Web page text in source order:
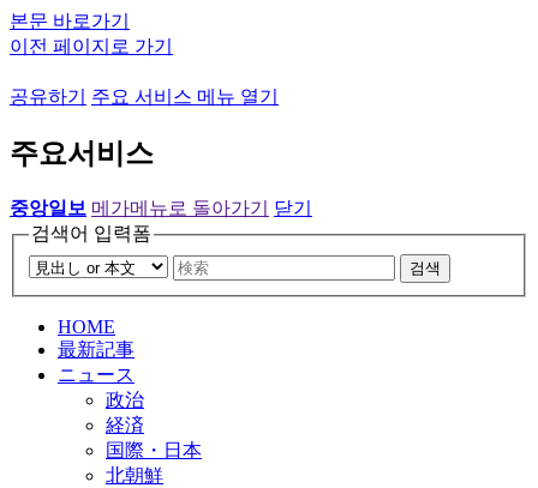
본문 바로가기
이전 페이지로 가기
공유하기 주요 서비스 메뉴 열기
주요서비스
중앙일보 메가메뉴로 돌아가기
닫기
검색어 입력폼
검색
HOME
最新記事
ニュース
政治
経済
国際・日本
北朝鮮